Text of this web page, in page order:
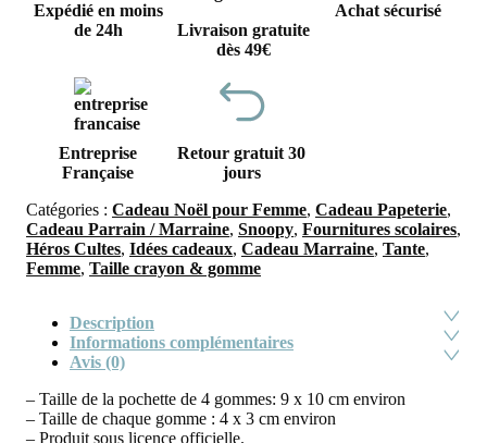
Expédié en moins
de 24h
Livraison gratuite
dès 49€
Achat sécurisé
Entreprise
Française
Retour gratuit 30
jours
Catégories : Cadeau Noël pour Femme, Cadeau Papeterie,
Cadeau Parrain / Marraine, Snoopy, Fournitures scolaires,
Héros Cultes, Idées cadeaux, Cadeau Marraine, Tante,
Femme, Taille crayon & gomme
Description
Informations complémentaires
Avis (0)
– Taille de la pochette de 4 gommes: 9 x 10 cm environ
– Taille de chaque gomme : 4 x 3 cm environ
– Produit sous licence officielle.